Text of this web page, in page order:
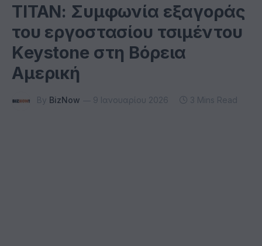
ΤΙΤΑΝ: Συμφωνία εξαγοράς
του εργοστασίου τσιμέντου
Κeystone στη Βόρεια
Αμερική
By BizNow 9 Ιανουαρίου 2026 3 Mins Read